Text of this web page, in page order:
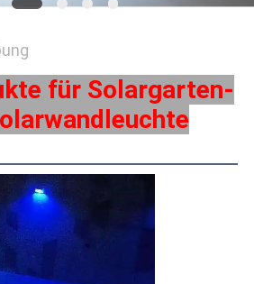
für Solargarten-